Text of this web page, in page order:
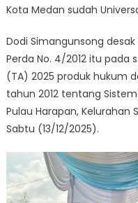
Kota Medan sudah
Dodi Simangunsong
Perda No. 4/2012 itu pada
(TA) 2025 produk hukum
tahun 2012 tentang
Pulau Harapan, Kelurahan
Sabtu (13/12/2025).